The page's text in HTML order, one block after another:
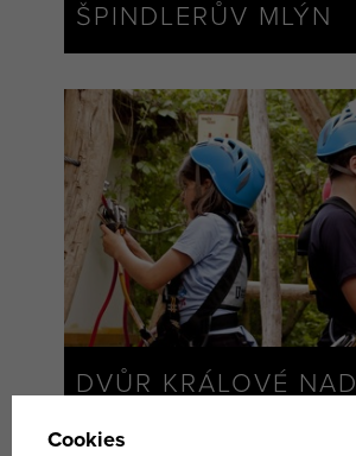
ŠPINDLERŮV MLÝN
DVŮR KRÁLOVÉ NAD